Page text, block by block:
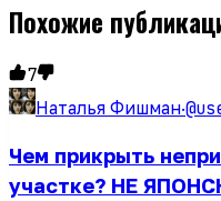
Похожие
7
Наталья Фишман·
Чем прикрыть
участке? НЕ